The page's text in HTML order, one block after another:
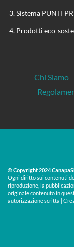
Sistema PUNTI
Prodotti eco-
Chi Siamo
© Copyright 2024
Ogni diritto sui contenuti
riproduzione, la
originale contenuto in
autorizzazione scritta |